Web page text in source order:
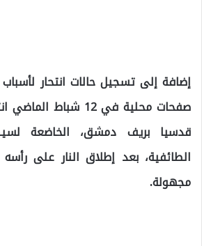
إضافة إلى تسجيل حالات انتحار
صفحات محلية في 12
قدسيا بريف دمشق، الخاضعة
الطائفية، بعد إطلاق النار على
مجهولة.